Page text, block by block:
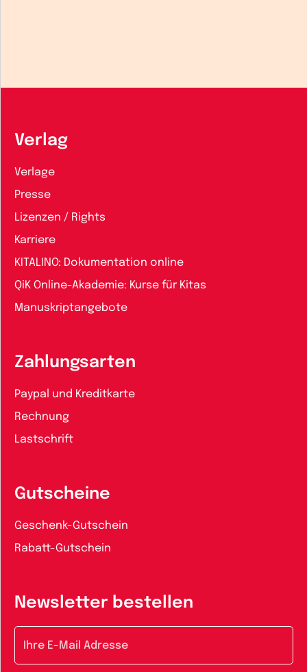
Verlag
Verlage
Presse
Lizenzen / Rights
Karriere
KITALINO: Dokumentation online
QiK Online-Akademie: Kurse für Kitas
Manuskriptangebote
Zahlungsarten
Paypal und Kreditkarte
Rechnung
Lastschrift
Gutscheine
Geschenk-Gutschein
Rabatt-Gutschein
Newsletter bestellen